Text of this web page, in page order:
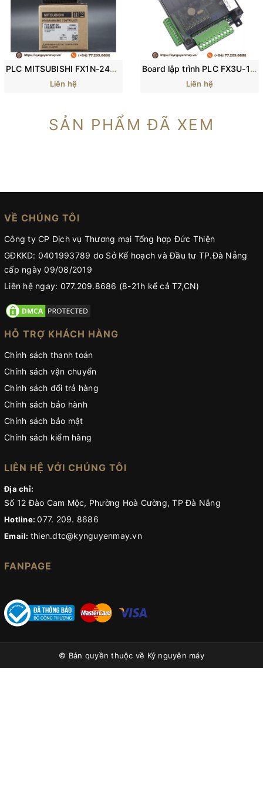
PLC MITSUBISHI FX1N-24MR-001, FX3GA-24MR-CM
Liên hệ
Board lập trình PLC FX3U-14MT, FX3U-14MR, FX3U-24MT, FX3U-24MR, FX3U-30MR, FX3U-32MT, FX3U-48MR, FX3U-48MT
Liên hệ
SẢN PHẨM ĐÃ XEM
VỀ CHÚNG TÔI
Công ty CP Dịch vụ Thương mại Tổng hợp Đức Thiện
GĐKKD: 0401993789 do Sở Kế hoạch và Đầu tư TP.Đà Nẵng
cấp ngày 09/08/2019
Liên hệ ngay: 077.209.8686 (8-21h kể cả T7,CN)
HỖ TRỢ KHÁCH HÀNG
Chính sách thanh toán
Chính sách vận chuyển
Chính sách đổi trả hàng
Chính sách bảo hành
Chính sách bảo mật
Chính sách kiểm hàng
LIÊN HỆ VỚI CHÚNG TÔI
Địa chỉ:
Số 12 Đào Cam Mộc, Phường Hoà Cường, TP Đà Nẵng
Hotline:077. 209. 8686
Email: thien.dtc@kynguyenmay.vn
FANPAGE
© Bản quyền thuộc về Kỷ nguyên máy